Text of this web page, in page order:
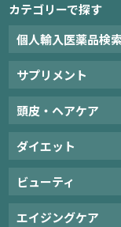
カテゴリーで探す
個人輸入医薬品検
サプリメント
頭皮・ヘアケア
ダイエット
ビューティ
エイジングケア